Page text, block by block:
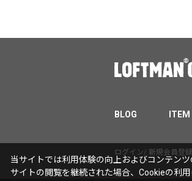
BLOG ITEM
ログイン/ 新規会員登録
当サイトでは利用体験の向上およびコンテン
サイトの閲覧を継続された場合、Cookieの利